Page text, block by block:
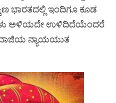
ಭಾರತದಲ್ಲಿ ಇಂದಿಗೂ ಕೂಡ
ಅಳಿಯದೇ ಉಳಿದಿದೆಯೆಂದರೆ
ನ್ಯಾಯಯುತ